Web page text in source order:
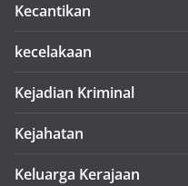
Kecantikan
kecelakaan
Kejadian Kriminal
Kejahatan
Keluarga Kerajaan